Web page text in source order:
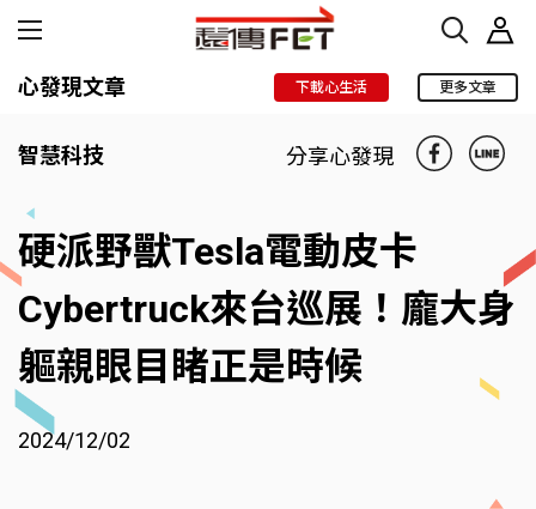
心發現文章 下載心生活 更多文章
智慧科技 分享心發現
硬派野獸Tesla電動皮卡
Cybertruck來台巡展！龐大身
軀親眼目睹正是時候
2024/12/02